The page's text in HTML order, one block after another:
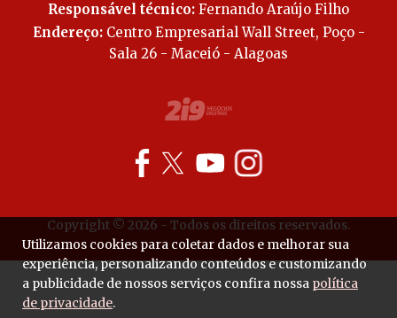
Responsável técnico: Fernando Araújo Filho
Endereço:Centro Empresarial Wall Street, Poço -
Sala 26 - Maceió - Alagoas
Copyright © 2026 - Todos os direitos reservados.
Utilizamos cookies para coletar dados e melhorar sua
experiência, personalizando conteúdos e customizando
a publicidade de nossos serviços confira nossa política
de privacidade.